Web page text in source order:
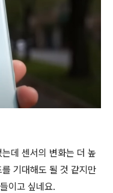
데 센서의 변화는 더 높
기대해도 될 것 같지만
이고 싶네요.